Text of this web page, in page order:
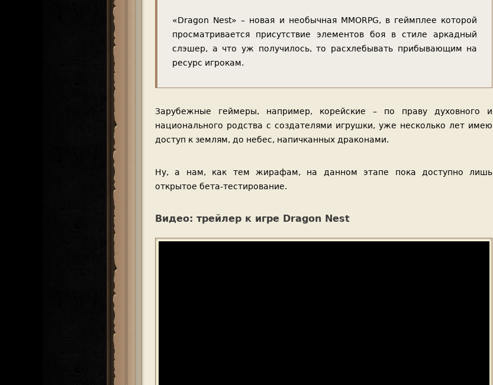
«Dragon Nest» – новая и необычная MMORPG, в геймплее которой
просматривается присутствие элементов боя в стиле аркадный
слэшер, а что уж получилось, то расхлебывать прибывающим на
ресурс игрокам.
Зарубежные геймеры, например, корейские – по праву духовного и
национального родства с создателями игрушки, уже несколько лет имею
доступ к землям, до небес, напичканных драконами.
Ну, а нам, как тем жирафам, на данном этапе пока доступно лишь
открытое бета-тестирование.
Видео: трейлер к игре Dragon Nest